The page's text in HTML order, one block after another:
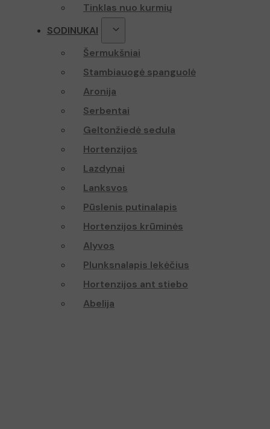
Tinklas nuo kurmių
SODINUKAI
Šermukšniai
Stambiauogė spanguolė
Aronija
Serbentai
Geltonžiedė sedula
Hortenzijos
Lazdynai
Lanksvos
Pūslenis putinalapis
Hortenzijos krūminės
Alyvos
Plunksnalapis lekėčius
Hortenzijos ant stiebo
Abelija